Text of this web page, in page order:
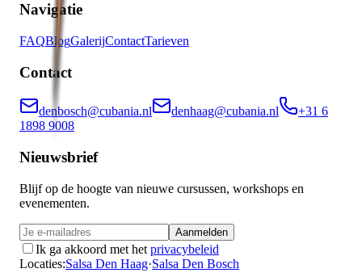
Navigatie
FAQBlogGalerijContactTarieven
Contact
denbosch@cubania.nl denhaag@cubania.nl
+31 6
1898 9008
Nieuwsbrief
Blijf op de hoogte van nieuwe cursussen, workshops en
evenementen.
Aanmelden
Ik ga akkoord met het privacybeleid
Locaties:Salsa Den Haag·Salsa Den Bosch